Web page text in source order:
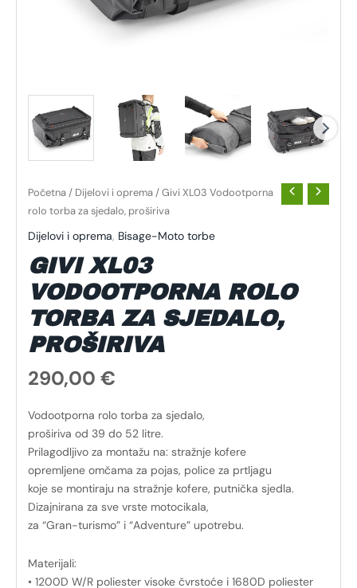
Početna / Dijelovi i oprema / Givi XL03 Vodootporna
rolo torba za sjedalo, proširiva
Dijelovi i oprema, Bisage-Moto torbe
GIVI XL03
VODOOTPORNA ROLO
TORBA ZA SJEDALO,
PROŠIRIVA
290,00 €
Vodootporna rolo torba za sjedalo,
proširiva od 39 do 52 litre.
Prilagodljivo za montažu na: stražnje kofere
opremljene omčama za pojas, police za prtljagu
koje se montiraju na stražnje kofere, putnička sjedla.
Dizajnirana za sve vrste motocikala,
za “Gran-turismo” i “Adventure” upotrebu.
Materijali:
• 1200D W/R poliester visoke čvrstoće i 1680D poliester